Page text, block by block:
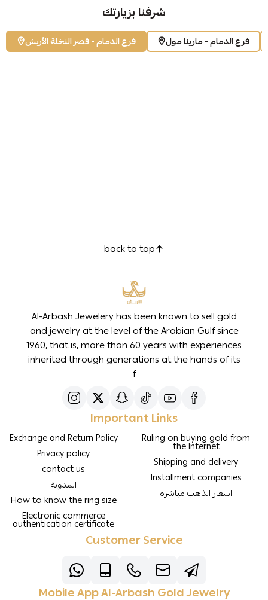
شرفنا بزيارتك
فرع الدمام - قصر النخلة الأربش فرع الدمام - مارينا مول
back to top
Al-Arbash Jewelery has been known to sell gold
and jewelry at the level of the Arabian Gulf since
1960, that is, more than 60 years with experiences
inherited through generations at the hands of its
f
Important Links
Exchange and Return Policy
Privacy policy
contact us
المدونة
How to know the ring size
Electronic commerce
authentication certificate
Ruling on buying gold from
the Internet
Shipping and delivery
Installment companies
اسعار الذهب مباشرة
Customer Service
Mobile App Al-Arbash Gold Jewelry